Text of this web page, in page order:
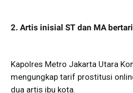
2. Artis inisial ST dan MA
Kapolres Metro Jakarta Utara
mengungkap tarif prostitusi
dua artis ibu kota.